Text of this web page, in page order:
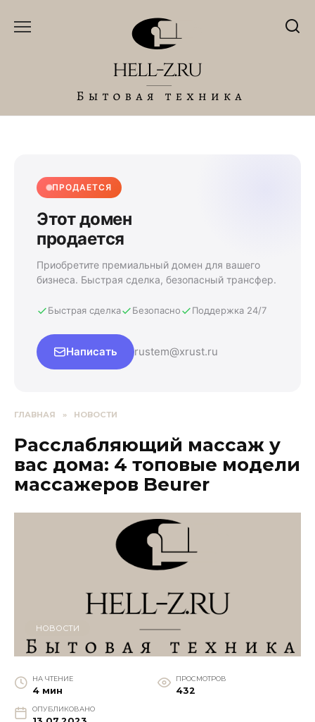
ПРОДАЕТСЯ
Этот домен
продается
Приобретите премиальный домен для вашего
бизнеса. Быстрая сделка, безопасный трансфер.
Быстрая сделка Безопасно Поддержка 24/7
Написать rustem@xrust.ru
ГЛАВНАЯ » НОВОСТИ
Расслабляющий массаж у
вас дома: 4 топовые модели
массажеров Beurer
НОВОСТИ
НА ЧТЕНИЕ
4 мин
ПРОСМОТРОВ
432
ОПУБЛИКОВАНО